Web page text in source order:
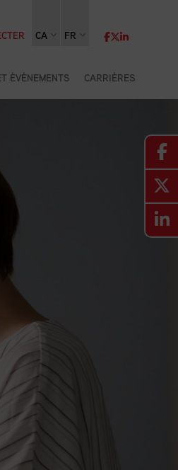
ÉVÉNEMENTS CARRIÈRES
CA FR